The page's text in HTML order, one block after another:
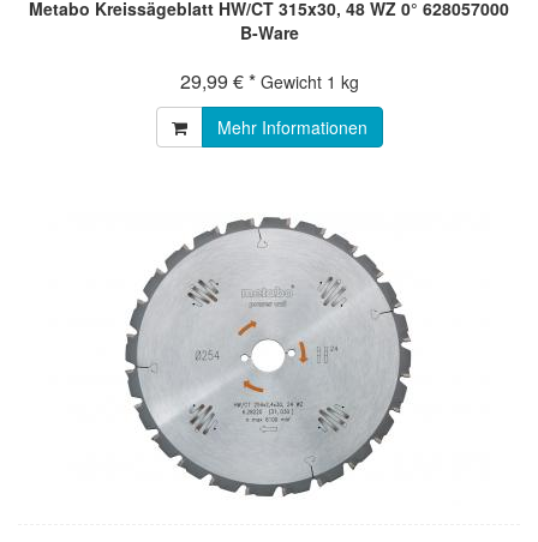
Metabo Kreissägeblatt HW/CT 315x30, 48 WZ 0° 628057000
B-Ware
29,99 € * Gewicht 1 kg
Mehr Informationen